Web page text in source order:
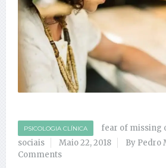
PSICOLOGIA CLÍNICA fear of missing
sociais
Maio 22, 2018 By Pedro
Comments